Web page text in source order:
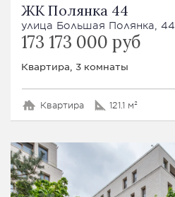
ЖК Полянка 44
улица Большая Полянка, 44
173 173 000 руб
Квартира, 3 комнаты
Квартира 121.1 м²